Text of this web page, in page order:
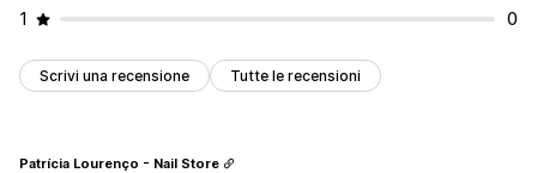
1
0
Scrivi una recensione Tutte le recensioni
Patrícia Lourenço - Nail Store